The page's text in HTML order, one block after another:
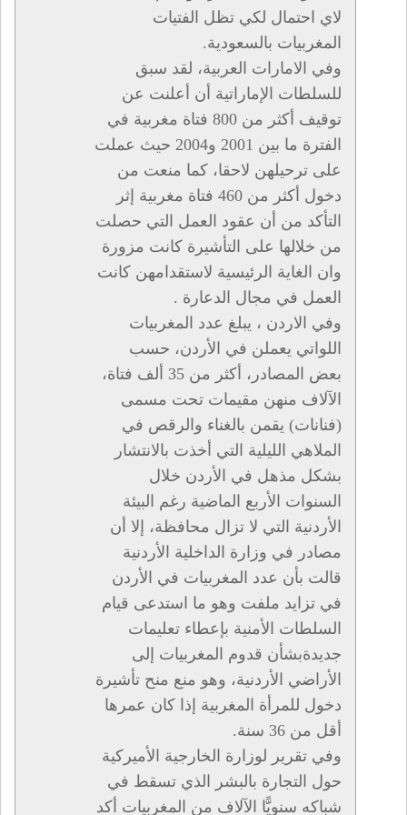
لاي احتمال لكي تظل الفتيات
المغربيات بالسعودية.
وفي الامارات العربية، لقد سبق
للسلطات الإماراتية أن أعلنت عن
توقيف أكثر من 800 فتاة مغربية في
الفترة ما بين 2001 و2004 حيث عملت
على ترحيلهن لاحقا، كما منعت من
دخول أكثر من 460 فتاة مغربية إثر
التأكد من أن عقود العمل التي حصلت
من خلالها على التأشيرة كانت مزورة
وان الغاية الرئيسية لاستقدامهن كانت
العمل في مجال الدعارة .
وفي الاردن ، يبلغ عدد المغربيات
اللواتي يعملن في الأردن، حسب
بعض المصادر، أكثر من 35 ألف فتاة،
الآلاف منهن مقيمات تحت مسمى
(فنانات) يقمن بالغناء والرقص في
الملاهي الليلية التي أخذت بالانتشار
بشكل مذهل في الأردن خلال
السنوات الأربع الماضية رغم البيئة
الأردنية التي لا تزال محافظة، إلا أن
مصادر في وزارة الداخلية الأردنية
قالت بأن عدد المغربيات في الأردن
في تزايد ملفت وهو ما استدعى قيام
السلطات الأمنية بإعطاء تعليمات
جديدةبشأن قدوم المغربيات إلى
الأراضي الأردنية، وهو منع منح تأشيرة
دخول للمرأة المغربية إذا كان عمرها
أقل من 36 سنة.
وفي تقرير لوزارة الخارجية الأميركية
حول التجارة بالبشر الذي تسقط في
شباكه سنويًّا الآلاف من المغربيات أكد